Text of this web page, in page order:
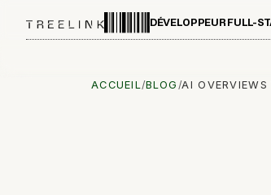
DÉVELOPPEUR FULL-
ACCUEIL/BLOG /AI